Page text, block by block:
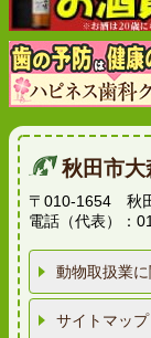
秋田市大
〒010-1654 秋
電話（代表）：
動物取扱業
サイトマップ